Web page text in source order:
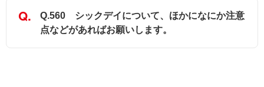
Q.560 シックデイについて、ほかになにか注意
点などがあればお願いします。